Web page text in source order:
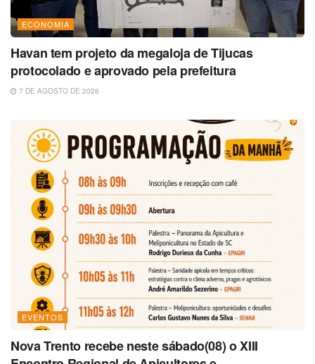
ECONOMIA
Havan tem projeto da megaloja de Tijucas
protocolado e aprovado pela prefeitura
7 DE AGOSTO DE 2026
EVENTOS
Nova Trento recebe neste sábado(08) o XIII